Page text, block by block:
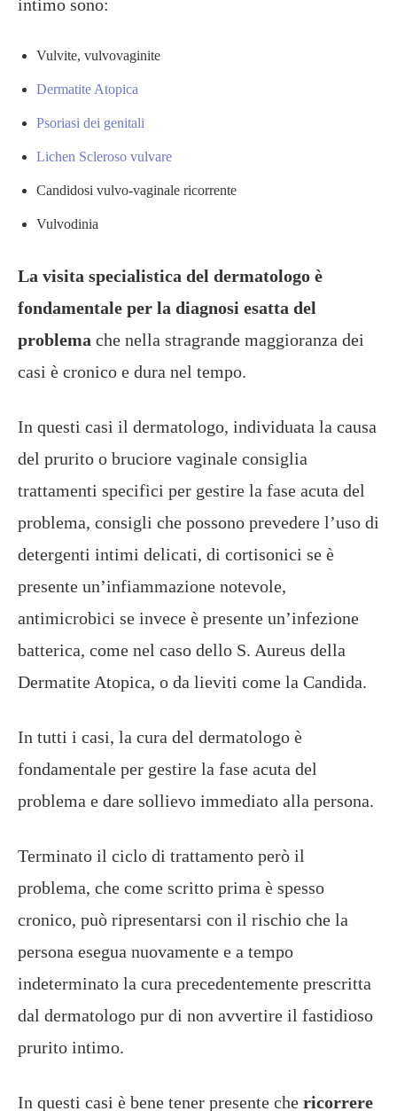
intimo sono:
Vulvite, vulvovaginite
Dermatite Atopica
Psoriasi dei genitali
Lichen Scleroso vulvare
Candidosi vulvo-vaginale ricorrente
Vulvodinia
La visita specialistica del dermatologo è
fondamentale per la diagnosi esatta del
problema che nella stragrande maggioranza dei
casi è cronico e dura nel tempo.
In questi casi il dermatologo, individuata la causa
del prurito o bruciore vaginale consiglia
trattamenti specifici per gestire la fase acuta del
problema, consigli che possono prevedere l’uso di
detergenti intimi delicati, di cortisonici se è
presente un’infiammazione notevole,
antimicrobici se invece è presente un’infezione
batterica, come nel caso dello S. Aureus della
Dermatite Atopica, o da lieviti come la Candida.
In tutti i casi, la cura del dermatologo è
fondamentale per gestire la fase acuta del
problema e dare sollievo immediato alla persona.
Terminato il ciclo di trattamento però il
problema, che come scritto prima è spesso
cronico, può ripresentarsi con il rischio che la
persona esegua nuovamente e a tempo
indeterminato la cura precedentemente prescritta
dal dermatologo pur di non avvertire il fastidioso
prurito intimo.
In questi casi è bene tener presente che ricorrere